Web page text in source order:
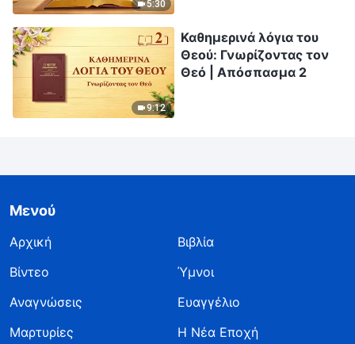
5:30
9:12
Καθημερινά λόγια του
Θεού: Γνωρίζοντας τον
Θεό | Απόσπασμα 2
Μενού
Αρχική
Βιβλία
Βίντεο
Ύμνοι
Αναγνώσεις
Ευαγγέλιο
Μαρτυρίες
Η Νέα Εποχή